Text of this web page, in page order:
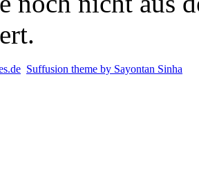
Suffusion theme by Sayontan Sinha